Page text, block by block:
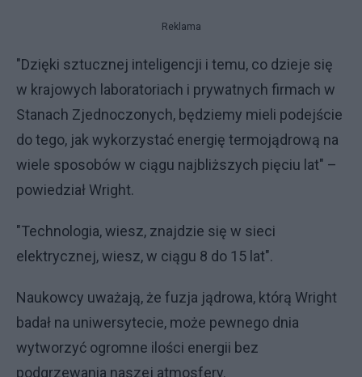
Reklama
"Dzięki sztucznej inteligencji i temu, co dzieje się
w krajowych laboratoriach i prywatnych firmach w
Stanach Zjednoczonych, będziemy mieli podejście
do tego, jak wykorzystać energię termojądrową na
wiele sposobów w ciągu najbliższych pięciu lat" –
powiedział Wright.
"Technologia, wiesz, znajdzie się w sieci
elektrycznej, wiesz, w ciągu 8 do 15 lat".
Naukowcy uważają, że fuzja jądrowa, którą Wright
badał na uniwersytecie, może pewnego dnia
wytworzyć ogromne ilości energii bez
podgrzewania naszej atmosfery.